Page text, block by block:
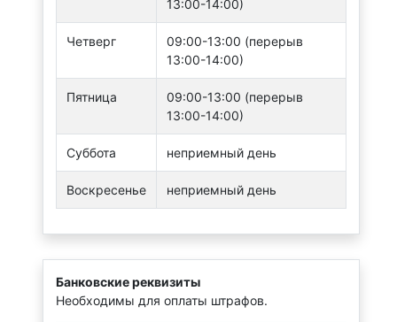
13:00-14:00)
Четверг
09:00-13:00 (перерыв
13:00-14:00)
Пятница
09:00-13:00 (перерыв
13:00-14:00)
Суббота неприемный день
Воскресенье неприемный день
Банковские реквизиты
Необходимы для оплаты штрафов.